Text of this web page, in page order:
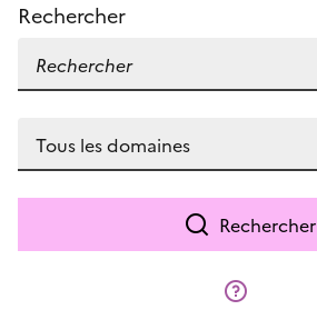
Rechercher
Rechercher